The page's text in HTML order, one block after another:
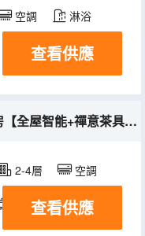
空調 淋浴
查看供應
高級雙床房【全屋智能+禪意茶具+迷你冰箱】
2-4層 空調
電視機
查看供應